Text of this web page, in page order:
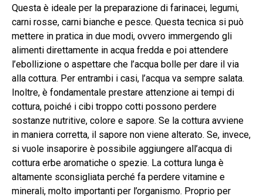
Questa è ideale per la preparazione di farinacei, legumi,
carni rosse, carni bianche e pesce. Questa tecnica si può
mettere in pratica in due modi, ovvero immergendo gli
alimenti direttamente in acqua fredda e poi attendere
l’ebollizione o aspettare che l’acqua bolle per dare il via
alla cottura. Per entrambi i casi, l’acqua va sempre salata.
Inoltre, è fondamentale prestare attenzione ai tempi di
cottura, poiché i cibi troppo cotti possono perdere
sostanze nutritive, colore e sapore. Se la cottura avviene
in maniera corretta, il sapore non viene alterato. Se, invece,
si vuole insaporire è possibile aggiungere all’acqua di
cottura erbe aromatiche o spezie. La cottura lunga è
altamente sconsigliata perché fa perdere vitamine e
minerali, molto importanti per l’organismo. Proprio per